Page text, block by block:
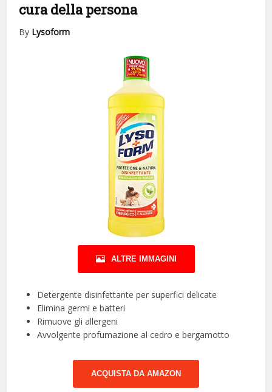
cura della persona
By Lysoform
ALTRE IMMAGINI
Detergente disinfettante per superfici delicate
Elimina germi e batteri
Rimuove gli allergeni
Avvolgente profumazione al cedro e bergamotto
ACQUISTA DA AMAZON